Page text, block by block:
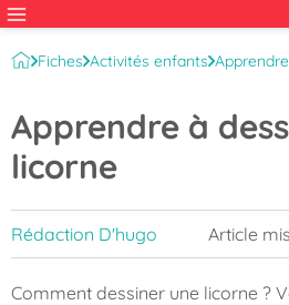
Fiches Activités enfants
Apprendre à
licorne
Rédaction D'hugo Article
Comment dessiner une licorne ?